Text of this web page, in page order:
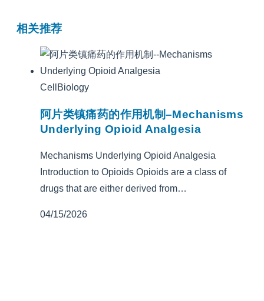
相关推荐
CellBiology
阿片类镇痛药的作用机制–Mechanisms
Underlying Opioid Analgesia
Mechanisms Underlying Opioid Analgesia
Introduction to Opioids Opioids are a class of
drugs that are either derived from…
04/15/2026